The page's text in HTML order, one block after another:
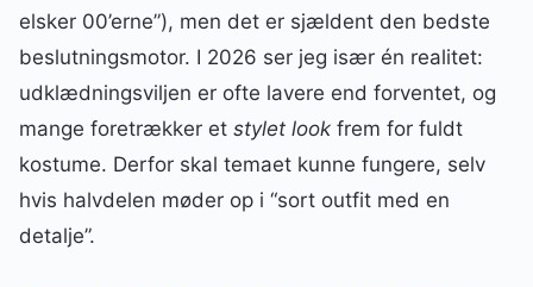
elsker 00’erne”), men det er sjældent den bedste
beslutningsmotor. I 2026 ser jeg især én realitet:
udklædningsviljen er ofte lavere end forventet, og
mange foretrækker et stylet look frem for fuldt
kostume. Derfor skal temaet kunne fungere, selv
hvis halvdelen møder op i “sort outfit med en
detalje”.